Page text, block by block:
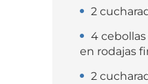
2
4
en rodajas
2